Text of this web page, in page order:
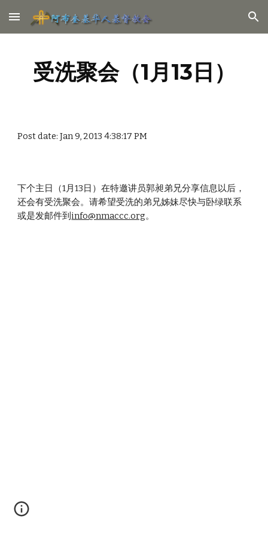
Skip to main content Skip to navigation
受洗聚会（1月13日）
Post date: Jan 9, 2013 4:38:17 PM
下个主日（1月13日）在特邀讲员郭昶弟兄分享信息以后，
还会有受洗聚会。请希望受洗的弟兄姊妹尽快与卧绿联系
或是发邮件到 info@nmaccc.org。